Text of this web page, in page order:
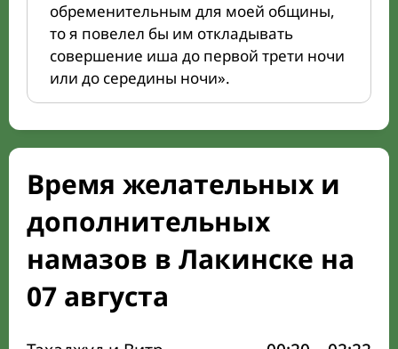
обременительным для моей общины,
то я повелел бы им откладывать
совершение иша до первой трети ночи
или до середины ночи».
Время желательных и
дополнительных
намазов в Лакинске на
07 августа